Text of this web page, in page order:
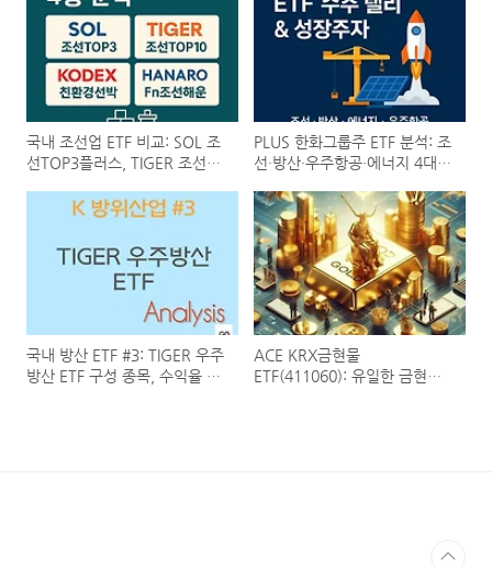
국내 조선업 ETF 비교: SOL 조
선TOP3플러스, TIGER 조선
해운액티브, HANARO Fn조선
PLUS 한화그룹주 ETF 분석: 조
선·방산·우주항공·에너지 4대
(0000J0)
국내 방산 ETF #3: TIGER 우주
방산 ETF 구성 종목, 수익율 그
ACE KRX금현물
ETF(411060): 유일한 금현물